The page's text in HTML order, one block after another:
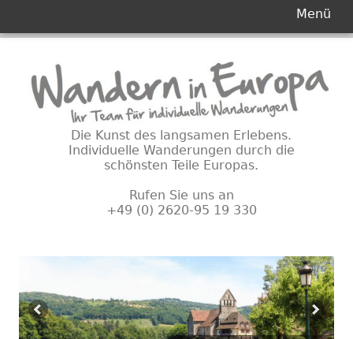
Inhalt
Die Kunst des langsamen Erlebens.
Individuelle Wanderungen durch die
schönsten Teile Europas.
Rufen Sie uns an
+49 (0) 2620-95 19 330
Menü